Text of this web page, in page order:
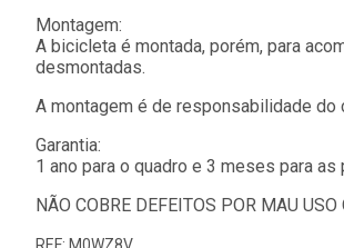
Montagem:
A bicicleta é montada, porém, para
desmontadas.
A montagem é de responsabilidade
Garantia:
1 ano para o quadro e 3 meses para
NÃO COBRE DEFEITOS POR MAU